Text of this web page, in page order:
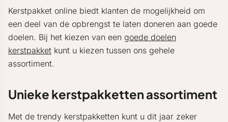
Kerstpakket online biedt klanten de mogelijkheid om
een deel van de opbrengst te laten doneren aan goede
doelen. Bij het kiezen van een goede doelen
kerstpakket kunt u kiezen tussen ons gehele
assortiment.
Unieke kerstpakketten assortiment
Met de trendy kerstpakketten kunt u dit jaar zeker